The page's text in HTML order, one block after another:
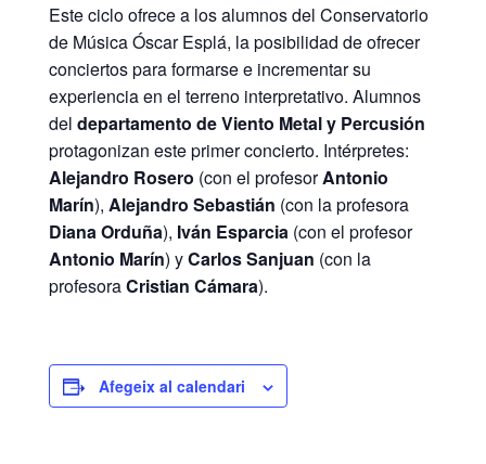
Este ciclo ofrece a los alumnos del Conservatorio
de Música Óscar Esplá, la posibilidad de ofrecer
conciertos para formarse e incrementar su
experiencia en el terreno interpretativo. Alumnos
del departamento de Viento Metal y Percusión
protagonizan este primer concierto. Intérpretes:
Alejandro Rosero (con el profesorAntonio
Marín), Alejandro Sebastián (con la profesora
Diana Orduña), Iván Esparcia(con el profesor
Antonio Marín) yCarlos Sanjuan (con la
profesoraCristian Cámara).
Afegeix al calendari